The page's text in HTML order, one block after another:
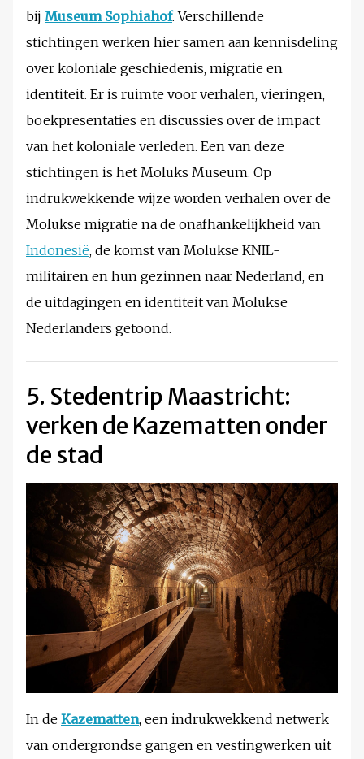
bij Museum Sophiahof. Verschillende
stichtingen werken hier samen aan kennisdeling
over koloniale geschiedenis, migratie en
identiteit. Er is ruimte voor verhalen, vieringen,
boekpresentaties en discussies over de impact
van het koloniale verleden. Een van deze
stichtingen is het Moluks Museum. Op
indrukwekkende wijze worden verhalen over de
Molukse migratie na de onafhankelijkheid van
Indonesië, de komst van Molukse KNIL-
militairen en hun gezinnen naar Nederland, en
de uitdagingen en identiteit van Molukse
Nederlanders getoond.
5. Stedentrip Maastricht:
verken de Kazematten onder
de stad
In de Kazematten, een indrukwekkend netwerk
van ondergrondse gangen en vestingwerken uit